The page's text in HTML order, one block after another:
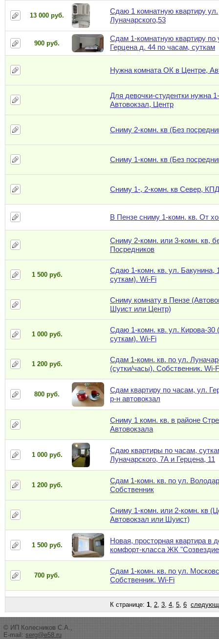
13 000 руб.
Сдаю 1 комнатную квартиру ул.
Луначарского,53
900 руб.
Сдам 1-комнатную квартиру по
Герцена д. 44 по часам, суткам
Нужна комната ОК в Центре,
Для девочки-студентки нужна
Автовокзал, Центр
Сниму 2-комн. кв (Без
Сниму 1-комн. кв (Без
Сниму 1-, 2-комн. кв Север, КПД
В Пензе сниму 1-комн. кв. От
Сниму 2-комн. или 3-комн. кв,
Посредников
1 500 руб.
Сдаю 1-комн. кв. ул. Бакунина,
суткам). Wi-Fi
Сниму комнату в Пензе
Шуист или Центр)
1 000 руб.
Сдаю 1-комн. кв. ул. Кирова-30
суткам). Wi-Fi
1 200 руб.
Сдам 1-комн. кв. по ул.
(сутки/часы). Собственник. Wi-
800 руб.
Сдам квартиру по часам, ул.
р-н автовокзал
Сниму 1 комн. кв. в районе
Автовокзала
1 000 руб.
Сдаю квартиры по часам,
Луначарского, 7А и Герцена, 11
1 200 руб.
Сдам 1-комн. кв. по ул.
Собственник
Сниму 1-комн. или 2-комн. кв
Автовокзал или Шуист)
1 500 руб.
Новая, просторная квартира в
комфорт-класса ЖК
700 руб.
Сдам 1-комн. кв. по ул.
Собственник. Wi-Fi
К странице: 1, 2, 3, 4, 5, 6
© ИП Колесников С.А.,
E-mail: serg@e58.ru